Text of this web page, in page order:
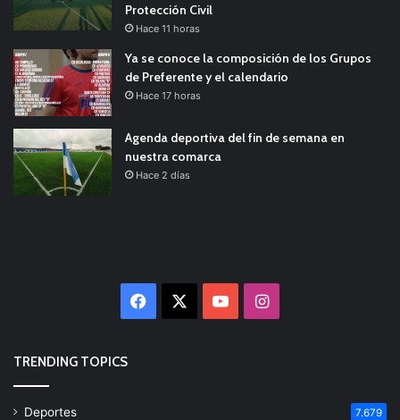
Protección Civil
Hace 11 horas
Ya se conoce la composición de los Grupos
de Preferente y el calendario
Hace 17 horas
Agenda deportiva del fin de semana en
nuestra comarca
Hace 2 días
Facebook YouTubeInstagram
TRENDING TOPICS
Deportes 7.679